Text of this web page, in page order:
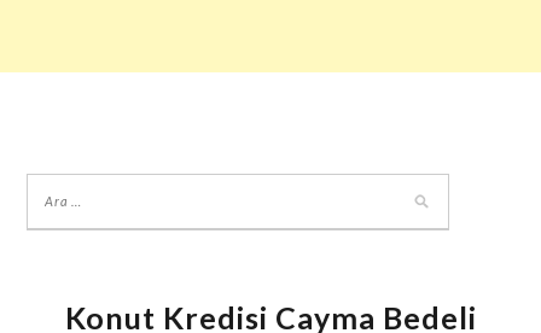
Konut Kredisi Cayma Bedeli